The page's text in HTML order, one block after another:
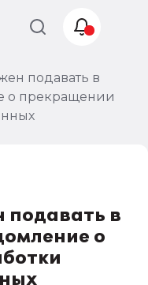
подавать в
о прекращении
подавать в
о